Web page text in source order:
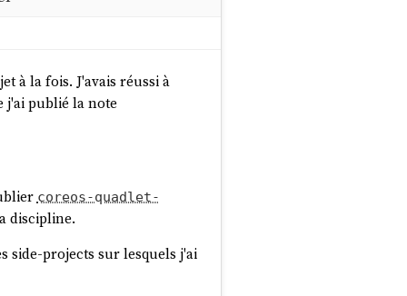
à la fois. J'avais réussi à
j'ai publié la note
coreos-quadlet-
discipline.
side-projects sur lesquels j'ai